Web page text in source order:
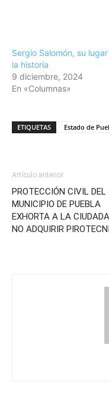
Sergio Salomón, su
la historia
9 diciembre, 2024
En «Columnas»
ETIQUETAS Estado de
Artículo anterior
PROTECCIÓN CIVIL DEL
MUNICIPIO DE PUEBLA
EXHORTA A LA
NO ADQUIRIR